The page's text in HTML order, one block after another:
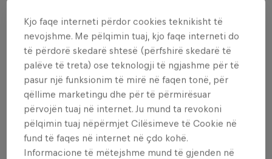
Dëshiron më shumë nga
kjo?
Skateboarding
Kjo faqe interneti përdor cookies teknikisht të
nevojshme. Me pëlqimin tuaj, kjo faqe interneti do
të përdorë skedarë shtesë (përfshirë skedarë të
palëve të treta) ose teknologji të ngjashme për të
pasur një funksionim të mirë në faqen tonë, për
qëllime marketingu dhe për të përmirësuar
përvojën tuaj në internet. Ju mund ta revokoni
pëlqimin tuaj nëpërmjet Cilësimeve të Cookie në
fund të faqes në internet në çdo kohë.
Informacione të mëtejshme mund të gjenden në